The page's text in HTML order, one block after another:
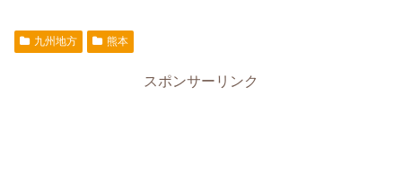
九州地方 熊本
スポンサーリンク